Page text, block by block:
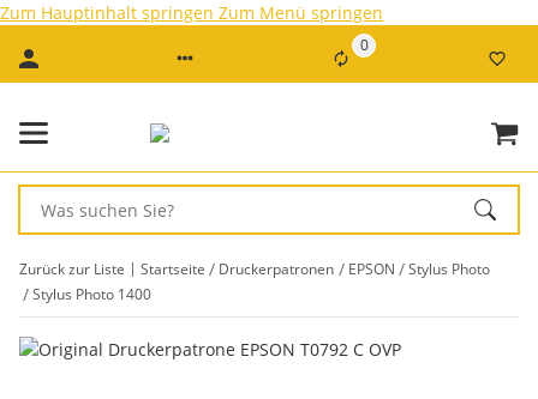
Zum Hauptinhalt springen Zum Menü springen
0
Zurück zur Liste Startseite Druckerpatronen EPSON
Stylus Photo
Stylus Photo 1400